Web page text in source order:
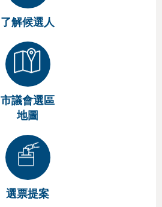
了解候選人
市議會選區
地圖
選票提案